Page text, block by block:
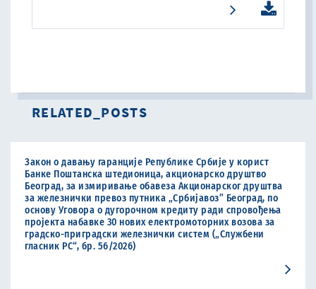
RELATED_POSTS
Закон о давању гаранције Републике Србије у корист
Банке Поштанска штедионица, акционарско друштво
Београд, за измиривање обавеза Aкционарског друштва
за железнички превоз путника „Србијавоз” Београд, по
основу Уговора о дугорочном кредиту ради спровођења
пројекта набавке 30 нових електромоторних возова за
градско-приградски железнички систем („Службени
гласник РС“, бр. 56/2026)